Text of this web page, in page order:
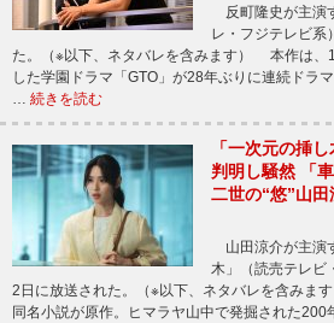
反町隆史が主演
レ・フジテレビ系
た。（※以下、ネタバレを含みます） 本作は、
した学園ドラマ「GTO」が28年ぶりに連続ドラ
… 続きを読む
「一次元の挿
判明し騒然 「
二世の“悠”山田
山田涼介が主演
木」（読売テレビ
2日に放送された。（※以下、ネタバレを含みま
同名小説が原作。ヒマラヤ山中で発掘された